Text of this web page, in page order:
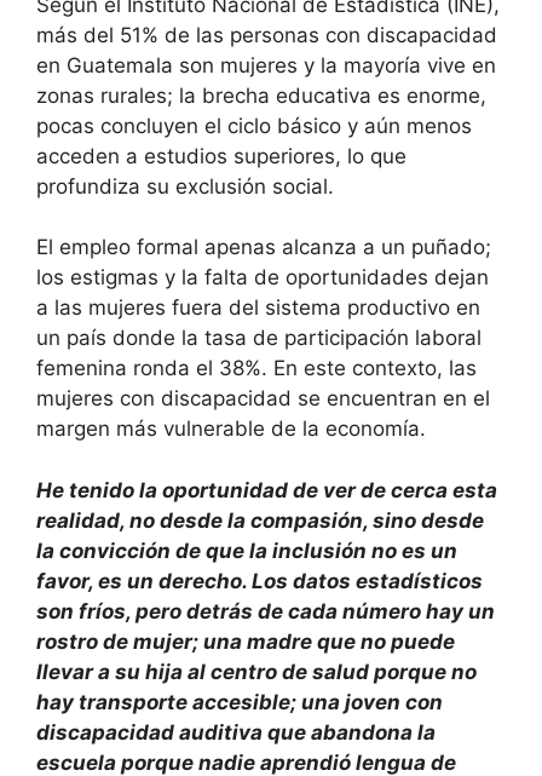
más del 51% de las personas con discapacidad
en Guatemala son mujeres y la mayoría vive en
zonas rurales; la brecha educativa es enorme,
pocas concluyen el ciclo básico y aún menos
acceden a estudios superiores, lo que
profundiza su exclusión social.
El empleo formal apenas alcanza a un puñado;
los estigmas y la falta de oportunidades dejan
a las mujeres fuera del sistema productivo en
un país donde la tasa de participación laboral
femenina ronda el 38%. En este contexto, las
mujeres con discapacidad se encuentran en el
margen más vulnerable de la economía.
He tenido la oportunidad de ver de cerca esta
realidad, no desde la compasión, sino desde
la convicción de que la inclusión no es un
favor, es un derecho. Los datos estadísticos
son fríos, pero detrás de cada número hay un
rostro de mujer; una madre que no puede
llevar a su hija al centro de salud porque no
hay transporte accesible; una joven con
discapacidad auditiva que abandona la
escuela porque nadie aprendió lengua de